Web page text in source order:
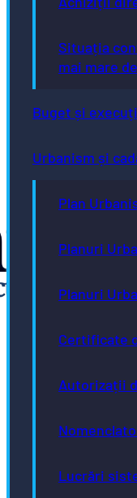
Situația
mai mare
Buget și
Urbanism și
Plan
Planuri
Planuri
Certificate
Autorizații
Lucrări
- oraș
neutru
2035
creativ
România
Atractivă
Această pagină
Programul
www.poca.ro
cofinanțate de
ue.ro Conținutul
poziția oficială a
corectitudinii și